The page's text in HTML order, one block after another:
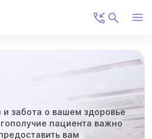
забота о вашем здоровье
пациента важно
вам